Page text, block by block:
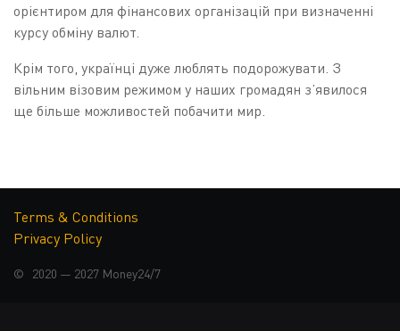
орієнтиром для фінансових організацій при визначенні
курсу обміну валют.
Крім того, українці дуже люблять подорожувати. З
вільним візовим режимом у наших громадян з’явилося
ще більше можливостей побачити мир.
ЯК ФОРМУЄТЬСЯ КУРС
ВАЛЮТ?
Курс валют в Україні встановлений гнучкий, тобто він
Terms & Conditions
Privacy Policy
© 2020 — 2027 Money24/7